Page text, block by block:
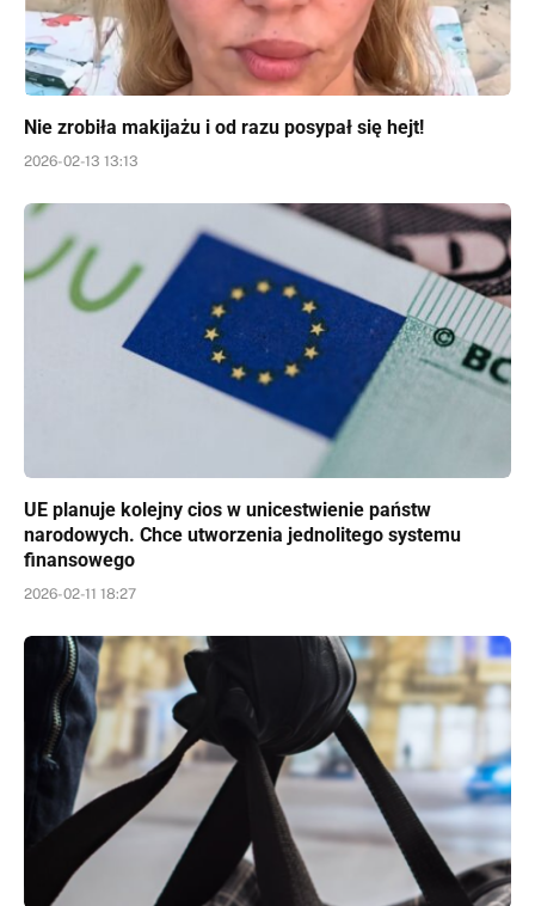
Nie zrobiła makijażu i od razu posypał się hejt!
2026-02-13 13:13
UE planuje kolejny cios w unicestwienie państw
narodowych. Chce utworzenia jednolitego systemu
finansowego
2026-02-11 18:27